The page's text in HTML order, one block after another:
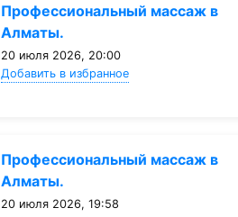
Профессиональный массаж в
Алматы.
20 июля 2026, 20:00
Добавить в избранное
Профессиональный массаж в
Алматы.
20 июля 2026, 19:58